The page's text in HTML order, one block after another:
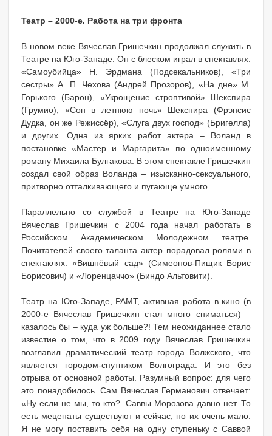
Театр – 2000-е. Работа на три фронта
В новом веке Вячеслав Гришечкин продолжал служить в
Театре на Юго-Западе. Он с блеском играл в спектаклях:
«Самоубийца» Н. Эрдмана (Подсекальников), «Три
сестры» А. П. Чехова (Андрей Прозоров), «На дне» М.
Горького (Барон), «Укрощение строптивой» Шекспира
(Грумио), «Сон в летнюю ночь» Шекспира (Фрэнсис
Дудка, он же Режиссёр), «Слуга двух господ» (Бригелла)
и других. Одна из ярких работ актера – Воланд в
постановке «Мастер и Маргарита» по одноименному
роману Михаила Булгакова. В этом спектакле Гришечкин
создал свой образ Воланда – изысканно-сексуального,
притворно отталкивающего и пугающе умного.
Параллельно со службой в Театре на Юго-Западе
Вячеслав Гришечкин с 2004 года начал работать в
Российском Академическом Молодежном театре.
Почитателей своего таланта актер порадовал ролями в
спектаклях: «Вишнёвый сад» (Симеонов-Пищик Борис
Борисович) и «Лоренцаччо» (Биндо Альтовити).
Театр на Юго-Западе, РАМТ, активная работа в кино (в
2000-е Вячеслав Гришечкин стал много сниматься) –
казалось бы – куда уж больше?! Тем неожиданнее стало
известие о том, что в 2009 году Вячеслав Гришечкин
возглавил драматический театр города Волжского, что
является городом-спутником Волгограда. И это без
отрыва от основной работы. Разумный вопрос: для чего
это понадобилось. Сам Вячеслав Германович отвечает:
«Ну если не мы, то кто?. Саввы Морозова давно нет. То
есть меценаты существуют и сейчас, но их очень мало.
Я не могу поставить себя на одну ступеньку с Саввой